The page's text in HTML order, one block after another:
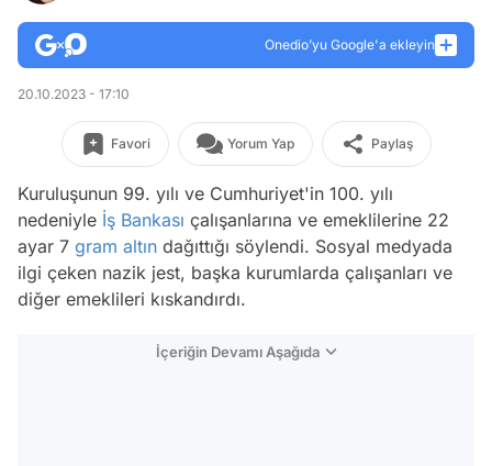
Onedio’yu Google'a ekleyin
20.10.2023 - 17:10
Favori Yorum Yap Paylaş
Kuruluşunun 99. yılı ve Cumhuriyet'in 100. yılı
nedeniyle İş Bankası çalışanlarına ve emeklilerine 22
ayar 7 gram altın dağıttığı söylendi. Sosyal medyada
ilgi çeken nazik jest, başka kurumlarda çalışanları ve
diğer emeklileri kıskandırdı.
İçeriğin Devamı Aşağıda